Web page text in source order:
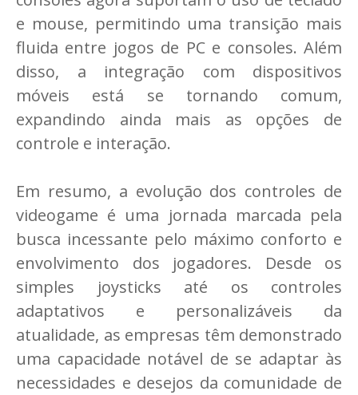
e mouse, permitindo uma transição mais
fluida entre jogos de PC e consoles. Além
disso, a integração com dispositivos
móveis está se tornando comum,
expandindo ainda mais as opções de
controle e interação.
Em resumo, a evolução dos controles de
videogame é uma jornada marcada pela
busca incessante pelo máximo conforto e
envolvimento dos jogadores. Desde os
simples joysticks até os controles
adaptativos e personalizáveis da
atualidade, as empresas têm demonstrado
uma capacidade notável de se adaptar às
necessidades e desejos da comunidade de